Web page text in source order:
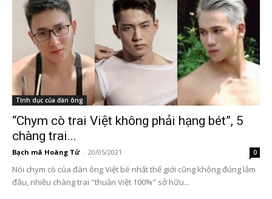
Tình dục của đàn ông
“Chym cò trai Việt không phải hạng bét”, 5
chàng trai...
Bạch mã Hoàng Tử - 20/05/2021 0
Nói chym cò của đàn ông Việt bé nhất thế giới cũng không đúng lắm
đâu, nhiều chàng trai "thuần Việt 100%" sở hữu...